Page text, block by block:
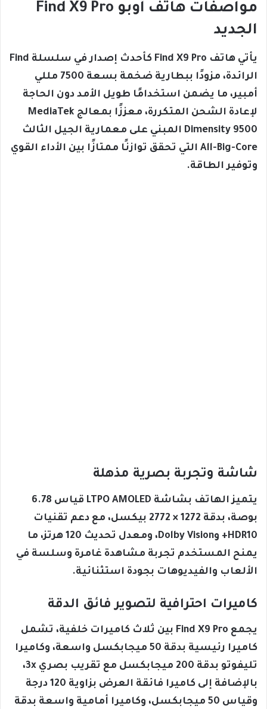
مواصفات هاتف أوبو Find X9 Pro
الجديد
يأتي هاتف Find X9 Pro كأحدث إصدار في سلسلة Find
الرائدة، مزودًا ببطارية ضخمة بسعة 7500 مللي
أمبير، ما يضمن استخدامًا طويل الأمد دون الحاجة
لإعادة الشحن المتكررة، معززًا بمعالج MediaTek
Dimensity 9500 المبني على معمارية الجيل الثالث
All-Big-Core التي تحقق توازنًا ممتازًا بين الأداء القوي
وتوفير الطاقة.
شاشة وتجربة بصرية مذهلة
يتميز الهاتف بشاشة LTPO AMOLED قياس 6.78
بوصة، بدقة 1272 × 2772 بيكسل، مع دعم تقنيات
HDR10+ وDolby Vision، ومعدل تحديث 120 هرتز، ما
يمنح المستخدم تجربة مشاهدة غامرة وسلسة في
الألعاب والفيديوهات بجودة استثنائية.
كاميرات احترافية لتصوير فائق الدقة
يجمع Find X9 Pro بين ثلاث كاميرات خلفية، تشمل
كاميرا رئيسية بدقة 50 ميجابكسل واسعة، وكاميرا
تليفوتو بدقة 200 ميجابكسل مع تقريب بصري 3x،
بالإضافة إلى كاميرا فائقة العرض بزاوية 120 درجة
وقياس 50 ميجابكسل، وكاميرا أمامية واسعة بدقة